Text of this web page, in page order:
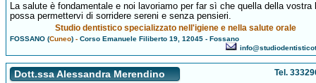
La salute è fondamentale e noi lavoriamo per far sì che quella della vostra
possa permettervi di sorridere sereni e senza pensieri.
Studio dentistico specializzato nell'igiene e nella salute orale
FOSSANO (Cuneo) -Corso Emanuele Filiberto 19, 12045 - Fossano
Dott.ssa Alessandra Merendino Tel.